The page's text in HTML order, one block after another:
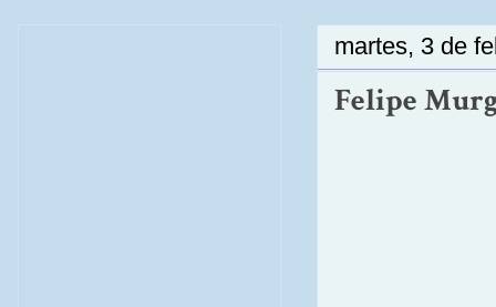
martes, 3 de
Felipe